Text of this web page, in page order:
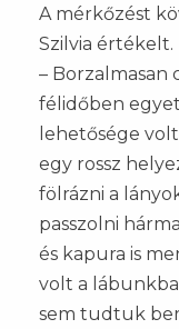
A mérkőzést
Szilvia értékelt.
– Borzalmasan
félidőben
lehetősége
egy rossz
fölrázni a
passzolni
és kapura is
volt a
sem tudtuk